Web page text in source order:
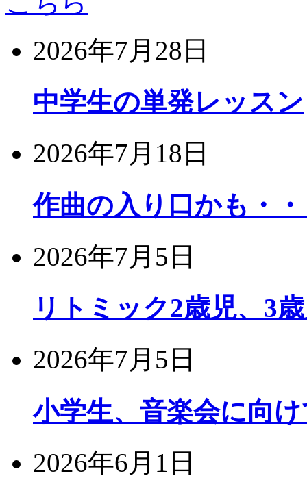
2026年7月28日
中学生の単発レッスン
2026年7月18日
作曲の入り口かも・
2026年7月5日
リトミック2歳児、3
2026年7月5日
小学生、音楽会に向
2026年6月1日